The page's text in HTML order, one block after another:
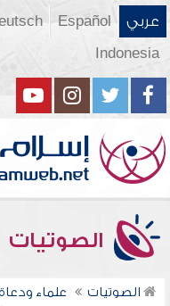
عربي Español
Indonesia
الصوتيات
الصوتيات علماء ودعاة